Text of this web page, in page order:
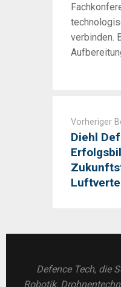
verbinden.
navigation
Vorheriger
Diehl
Defence Tech, die
Robotik,